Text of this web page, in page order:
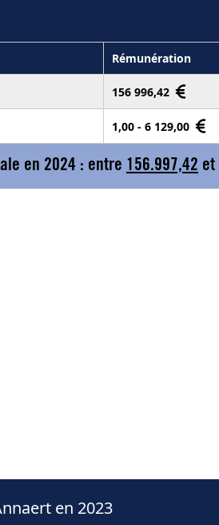
Rémunération
156 996,42
1,00 - 6 129,00
en 2024 : entre 156.997,42 et
en 2023